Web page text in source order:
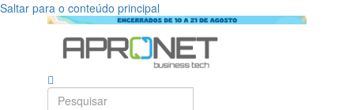
Saltar para o conteúdo principal